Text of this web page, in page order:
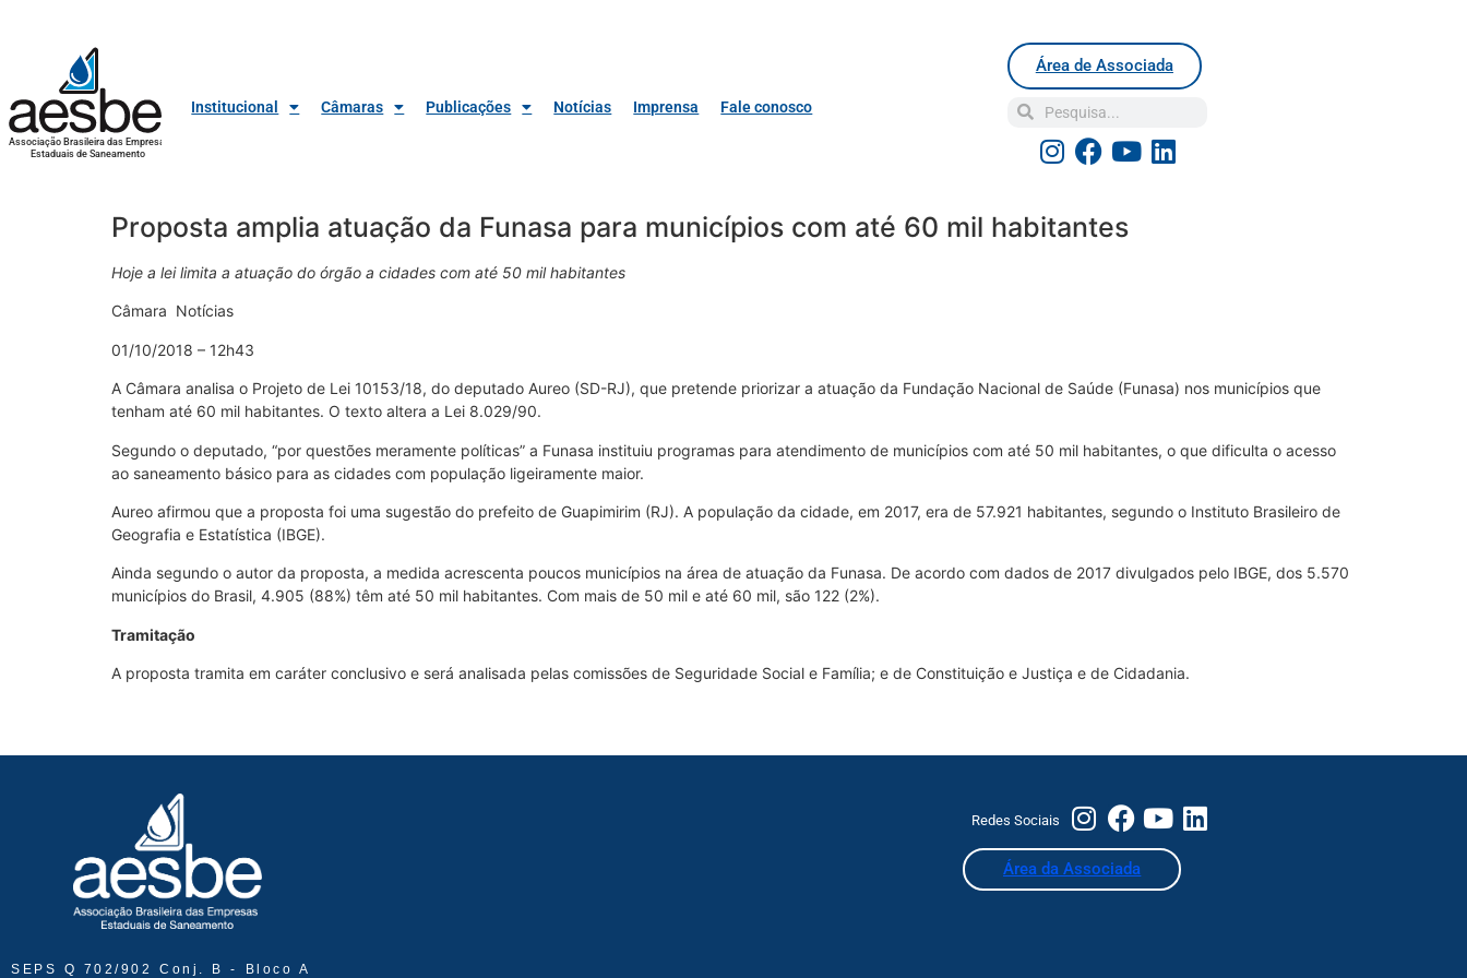
Associação Brasileira das Empresas
Estaduais de Saneamento
Institucional Câmaras Publicações Notícias Imprensa Fale conosco
Área de Associada
Proposta amplia atuação da Funasa para municípios com até 60 mil habitantes
Hoje a lei limita a atuação do órgão a cidades com até 50 mil habitantes
Câmara Notícias
01/10/2018 – 12h43
A Câmara analisa o Projeto de Lei 10153/18, do deputado Aureo (SD-RJ), que pretende priorizar a atuação da Fundação Nacional de Saúde (Funasa) nos municípios que
tenham até 60 mil habitantes. O texto altera a Lei 8.029/90.
Segundo o deputado, “por questões meramente políticas” a Funasa instituiu programas para atendimento de municípios com até 50 mil habitantes, o que dificulta o acesso
ao saneamento básico para as cidades com população ligeiramente maior.
Aureo afirmou que a proposta foi uma sugestão do prefeito de Guapimirim (RJ). A população da cidade, em 2017, era de 57.921 habitantes, segundo o Instituto Brasileiro de
Geografia e Estatística (IBGE).
Ainda segundo o autor da proposta, a medida acrescenta poucos municípios na área de atuação da Funasa. De acordo com dados de 2017 divulgados pelo IBGE, dos 5.570
municípios do Brasil, 4.905 (88%) têm até 50 mil habitantes. Com mais de 50 mil e até 60 mil, são 122 (2%).
Tramitação
A proposta tramita em caráter conclusivo e será analisada pelas comissões de Seguridade Social e Família; e de Constituição e Justiça e de Cidadania.
SEPS Q 702/902 Conj. B - Bloco A
Redes Sociais
Área da Associada